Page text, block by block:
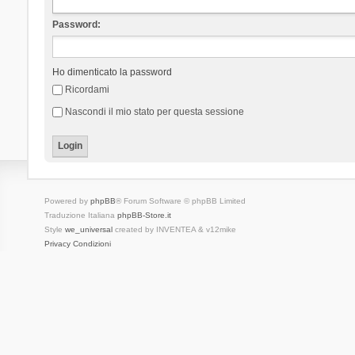
Password:
Ho dimenticato la password
Ricordami
Nascondi il mio stato per questa sessione
Powered by phpBB® Forum Software © phpBB Limited
Traduzione Italiana phpBB-Store.it
Style we_universalcreated by INVENTEA & v12mike
Privacy Condizioni